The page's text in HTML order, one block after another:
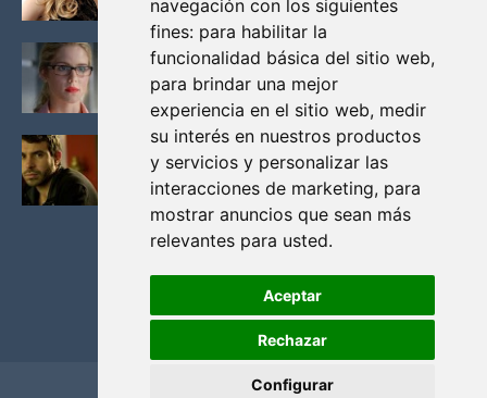
navegación con los siguientes
fines: para habilitar la
funcionalidad básica del sitio web,
para brindar una mejor
experiencia en el sitio web, medir
su interés en nuestros productos
y servicios y personalizar las
interacciones de marketing, para
mostrar anuncios que sean más
relevantes para usted.
Aceptar
Rechazar
Configurar
Junio 14, 2013
FELICITY (EMILY BETT RICKARDS), LAS FOTOS
MAS BONITAS DE LA ALIADA DE ARROW
Noviembre 30, 2013
BLACK MIRROR: TODA TU HISTORIA. EPISODIO 3.
LA CRITICA
Mayo 17, 2012